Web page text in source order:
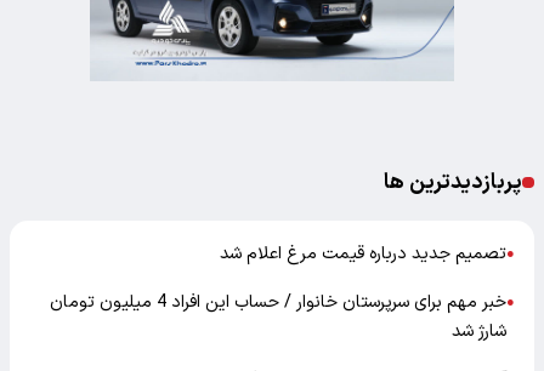
پربازدیدترین ها
●تصمیم جدید درباره قیمت مرغ اعلام شد
●
خبر مهم برای سرپرستان خانوار / حساب این افراد 4 میلیون تومان
شارژ شد